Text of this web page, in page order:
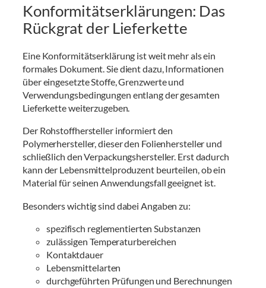
Konformitätserklärungen: Das
Rückgrat der Lieferkette
Eine Konformitätserklärung ist weit mehr als ein
formales Dokument. Sie dient dazu, Informationen
über eingesetzte Stoffe, Grenzwerte und
Verwendungsbedingungen entlang der gesamten
Lieferkette weiterzugeben.
Der Rohstoffhersteller informiert den
Polymerhersteller, dieser den Folienhersteller und
schließlich den Verpackungshersteller. Erst dadurch
kann der Lebensmittelproduzent beurteilen, ob ein
Material für seinen Anwendungsfall geeignet ist.
Besonders wichtig sind dabei Angaben zu:
spezifisch reglementierten Substanzen
zulässigen Temperaturbereichen
Kontaktdauer
Lebensmittelarten
durchgeführten Prüfungen und Berechnungen